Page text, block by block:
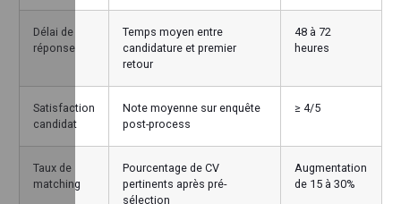
Délai de
réponse
Temps moyen entre
candidature et premier
retour
48 à 72
heures
Satisfaction
candidat
Note moyenne sur enquête
post-process
≥ 4/5
Taux de
matching
Pourcentage de CV
pertinents après pré-
sélection
Augmentation
de 15 à 30%